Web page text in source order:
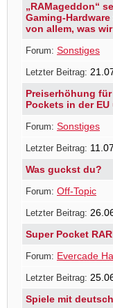
„RAMageddon“
Gaming-
von allem, was
Sonstiges
Preiserhöhung
Pockets in der EU
Sonstiges
Was guckst du?
Off-Topic
Super Pocket
Evercade
Spiele mit